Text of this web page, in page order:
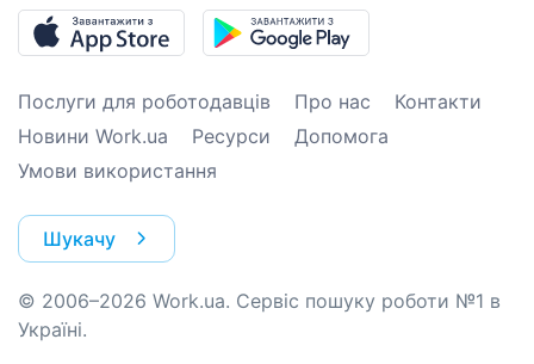
Послуги для роботодавців Про нас
Контакти
Новини Work.ua
Ресурси
Допомога
Умови використання
Шукачу
© 2006–2026 Work.ua. Сервіс пошуку роботи №1 в
Україні.